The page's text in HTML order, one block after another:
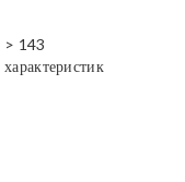
> 143
характеристик